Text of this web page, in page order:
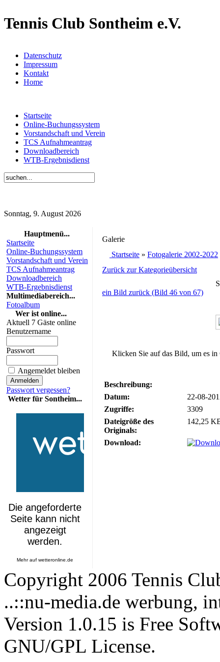
Tennis Club Sontheim e.V.
Datenschutz
Impressum
Kontakt
Home
Startseite
Online-Buchungssystem
Vorstandschaft und Verein
TCS Aufnahmeantrag
Downloadbereich
WTB-Ergebnisdienst
Sonntag, 9. August 2026
Hauptmenü...
Startseite
Online-Buchungssystem
Vorstandschaft und Verein
TCS Aufnahmeantrag
Downloadbereich
WTB-Ergebnisdienst
Multimediabereich...
Fotoalbum
Wer ist online...
Aktuell 7 Gäste online
Benutzername
Passwort
Angemeldet bleiben
Passwort vergessen?
Wetter für Sontheim...
Mehr aufwetteronline.de
Galerie
Startseite » Fotogalerie 2002-2022
Zurück zur Kategorieübersicht
ein Bild zurück (Bild 46 von 67)
Klicken Sie auf das Bild, um es in
Beschreibung:
Datum:
22-08-
Zugriffe:
3309
Dateigröße des
Originals:
142,25
Download:
Copyright 2006 Tennis
..::nu-media.de werbung,
Version 1.0.15 is Free
GNU/GPL License.